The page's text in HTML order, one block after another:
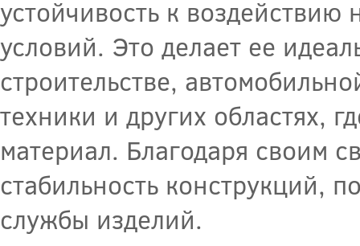
устойчивость к
условий. Это делает ее
строительстве,
техники и других областях,
материал. Благодаря своим
стабильность конструкций,
службы изделий.